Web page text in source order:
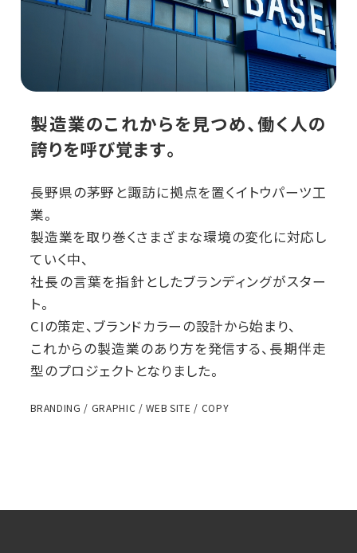
製造業のこれからを見つめ、働く人の
誇りを呼び覚ます。
長野県の茅野と諏訪に拠点を置くイトウパーツ工
業。
製造業を取り巻くさまざまな環境の変化に対応し
ていく中、
社長の言葉を指針としたブランディングがスター
ト。
CIの策定、ブランドカラーの設計から始まり、
これからの製造業のあり方を発信する、長期伴走
型のプロジェクトとなりました。
BRANDING / GRAPHIC / WEB SITE / COPY